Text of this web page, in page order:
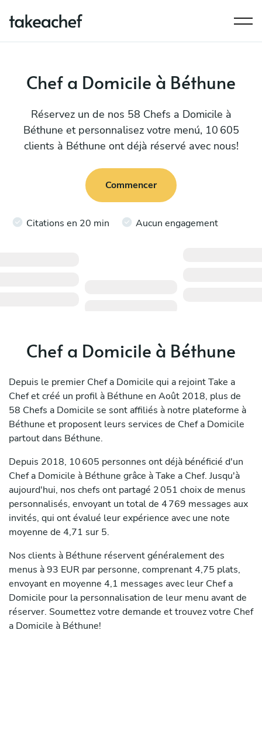
Chef a Domicile à Béthune
Réservez un de nos 58 Chefs a Domicile à
Béthune et personnalisez votre menú, 10 605
clients à Béthune ont déjà réservé avec nous!
Commencer
Citations en 20 min Aucun engagement
Chef a Domicile à Béthune
Depuis le premier Chef a Domicile qui a rejoint Take a
Chef et créé un profil à Béthune en Août 2018, plus de
58 Chefs a Domicile se sont affiliés à notre plateforme à
Béthune et proposent leurs services de Chef a Domicile
partout dans Béthune.
Depuis 2018, 10 605 personnes ont déjà bénéficié d'un
Chef a Domicile à Béthune grâce à Take a Chef. Jusqu'à
aujourd'hui, nos chefs ont partagé 2 051 choix de menus
personnalisés, envoyant un total de 4 769 messages aux
invités, qui ont évalué leur expérience avec une note
moyenne de 4,71 sur 5.
Nos clients à Béthune réservent généralement des
menus à 93 EUR par personne, comprenant 4,75 plats,
envoyant en moyenne 4,1 messages avec leur Chef a
Domicile pour la personnalisation de leur menu avant de
réserver. Soumettez votre demande et trouvez votre Chef
a Domicile à Béthune!